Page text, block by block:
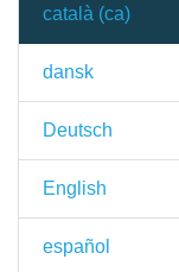
català (ca)
dansk
Deutsch
English
español